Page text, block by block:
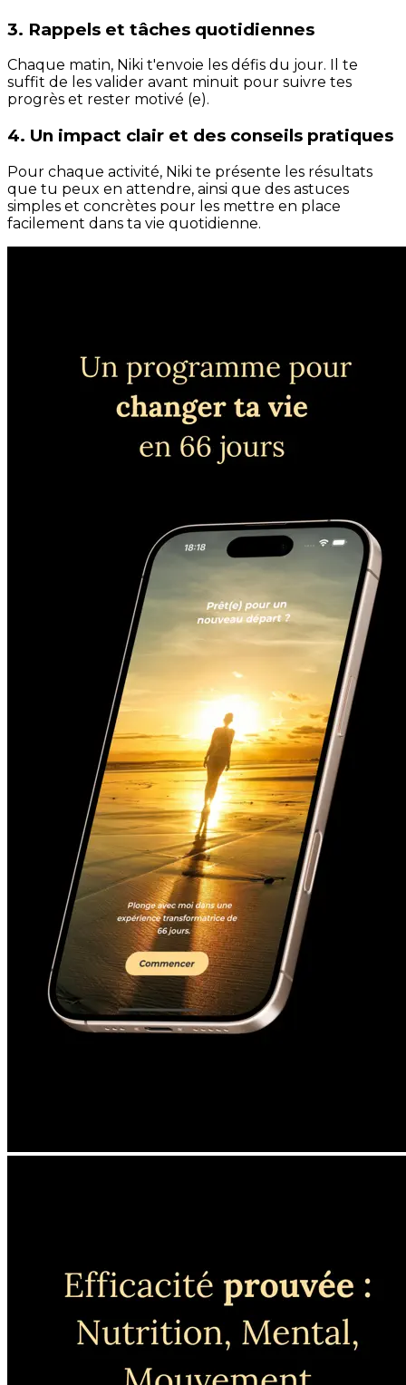
3. Rappels et tâches quotidiennes
Chaque matin, Niki t'envoie les défis du jour. Il te
suffit de les valider avant minuit pour suivre tes
progrès et rester motivé (e).
4. Un impact clair et des conseils pratiques
Pour chaque activité, Niki te présente les résultats
que tu peux en attendre, ainsi que des astuces
simples et concrètes pour les mettre en place
facilement dans ta vie quotidienne.